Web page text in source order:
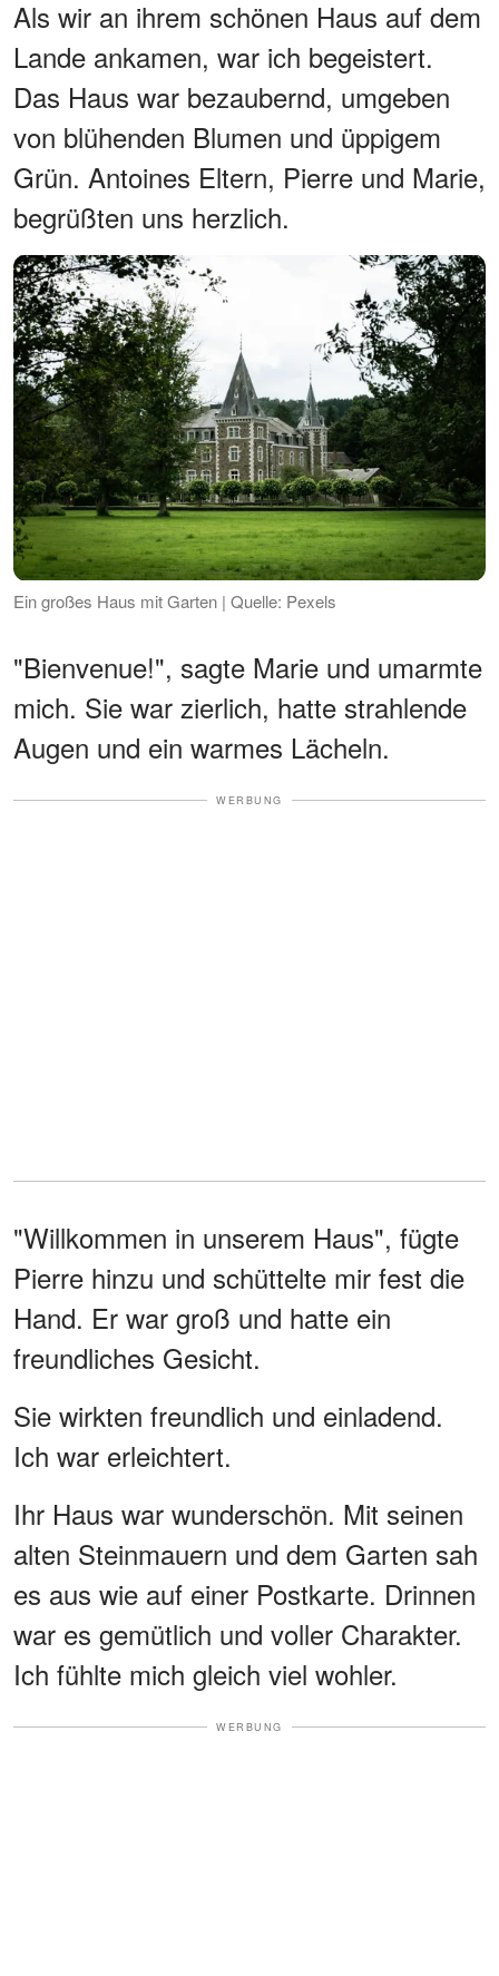
Als wir an ihrem schönen Haus auf dem
Lande ankamen, war ich begeistert.
Das Haus war bezaubernd, umgeben
von blühenden Blumen und üppigem
Grün. Antoines Eltern, Pierre und Marie,
begrüßten uns herzlich.
Ein großes Haus mit Garten | Quelle: Pexels
"Bienvenue!", sagte Marie und umarmte
mich. Sie war zierlich, hatte strahlende
Augen und ein warmes Lächeln.
WERBUNG
"Willkommen in unserem Haus", fügte
Pierre hinzu und schüttelte mir fest die
Hand. Er war groß und hatte ein
freundliches Gesicht.
Sie wirkten freundlich und einladend.
Ich war erleichtert.
Ihr Haus war wunderschön. Mit seinen
alten Steinmauern und dem Garten sah
es aus wie auf einer Postkarte. Drinnen
war es gemütlich und voller Charakter.
Ich fühlte mich gleich viel wohler.
WERBUNG